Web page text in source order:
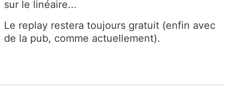
sur le linéaire...
Le replay restera toujours gratuit (enfin avec
de la pub, comme actuellement).